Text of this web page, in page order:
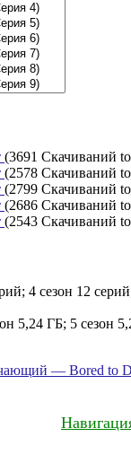
(3691 Скачиваний
(2578 Скачиваний
(2799 Скачиваний
(2686 Скачиваний
(2543 Скачиваний
4 сезон 12
5,24 ГБ; 5 сезон
— Bored to